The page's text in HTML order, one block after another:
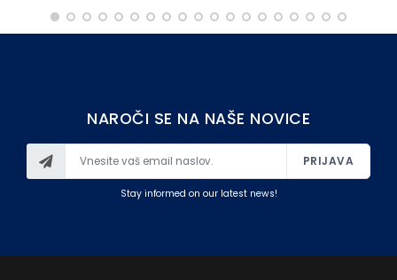
NAROČI SE NA NAŠE NOVICE
PRIJAVA
Stay informed on our latest news!